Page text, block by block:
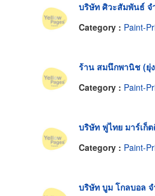
บริษัท ศิวะสัมพันธ์ จ
Category : Paint-
ร้าน สมนึกพานิช (ยุ่
Category : Paint-
บริษัท ฟูไทย มาร์เก็
Category : Paint-
บริษัท บูม โกลบอล